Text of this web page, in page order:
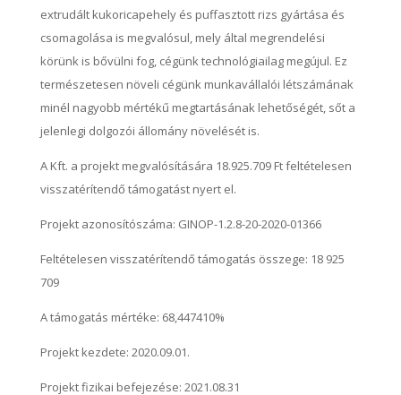
extrudált kukoricapehely és puffasztott rizs gyártása és
csomagolása is megvalósul, mely által megrendelési
körünk is bővülni fog, cégünk technológiailag megújul. Ez
természetesen növeli cégünk munkavállalói létszámának
minél nagyobb mértékű megtartásának lehetőségét, sőt a
jelenlegi dolgozói állomány növelését is.
A Kft. a projekt megvalósítására 18.925.709 Ft feltételesen
visszatérítendő támogatást nyert el.
Projekt azonosítószáma: GINOP-1.2.8-20-2020-01366
Feltételesen visszatérítendő támogatás összege: 18 925
709
A támogatás mértéke: 68,447410%
Projekt kezdete: 2020.09.01.
Projekt fizikai befejezése: 2021.08.31